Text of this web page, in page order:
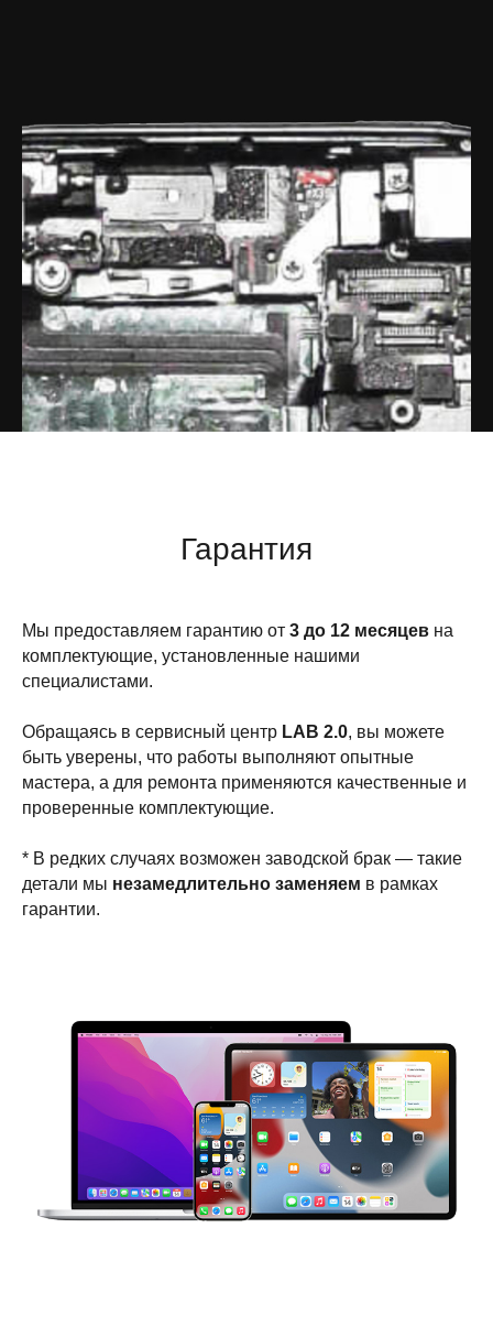
Гарантия
Мы предоставляем гарантию от 3 до 12 месяцев на
комплектующие, установленные нашими
специалистами.
Обращаясь в сервисный центр LAB 2.0, вы можете
быть уверены, что работы выполняют опытные
мастера, а для ремонта применяются качественные и
проверенные комплектующие.
* В редких случаях возможен заводской брак — такие
детали мы незамедлительно заменяем в рамках
гарантии.